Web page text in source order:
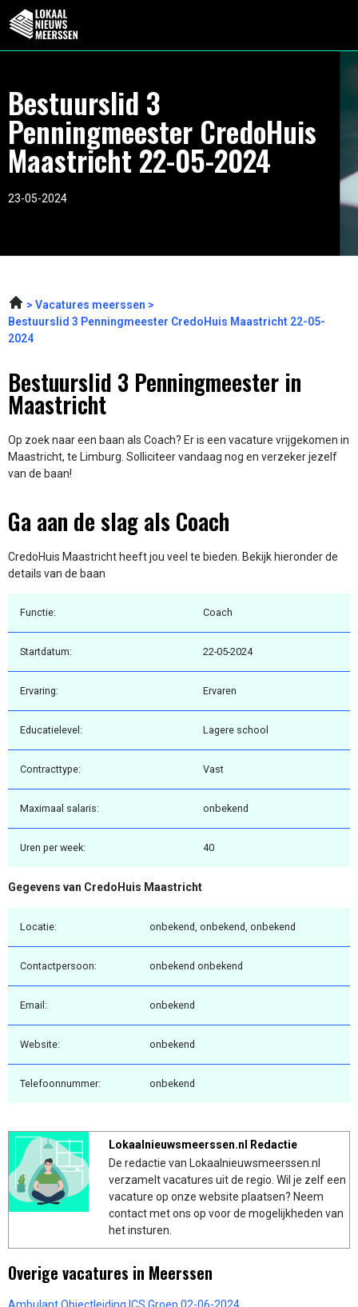
Bestuurslid 3
Penningmeester CredoHuis
Maastricht 22-05-2024
23-05-2024
Vacatures meerssen
Bestuurslid 3 Penningmeester CredoHuis Maastricht 22-05-
2024
Bestuurslid 3 Penningmeester in
Maastricht
Op zoek naar een baan als Coach? Er is een vacature vrijgekomen in
Maastricht, te Limburg. Solliciteer vandaag nog en verzeker jezelf
van de baan!
Ga aan de slag als Coach
CredoHuis Maastricht heeft jou veel te bieden. Bekijk hieronder de
details van de baan
Functie: Coach
Startdatum: 22-05-2024
Ervaring: Ervaren
Educatielevel: Lagere school
Contracttype: Vast
Maximaal salaris: onbekend
Uren per week: 40
Gegevens van CredoHuis Maastricht
Locatie: onbekend, onbekend, onbekend
Contactpersoon: onbekend onbekend
Email: onbekend
Website: onbekend
Telefoonnummer: onbekend
Lokaalnieuwsmeerssen.nl Redactie
De redactie van Lokaalnieuwsmeerssen.nl
verzamelt vacatures uit de regio. Wil je zelf een
vacature op onze website plaatsen? Neem
contact met ons op voor de mogelijkheden van
het insturen.
Overige vacatures in Meerssen
Ambulant Objectleiding ICS Groep 02-06-2024